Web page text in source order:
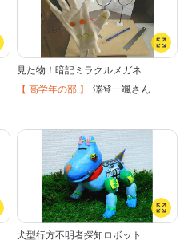
見た物！暗記ミラクルメガネ
【 高学年の部 】 澤登一颯さん
犬型行方不明者探知ロボット